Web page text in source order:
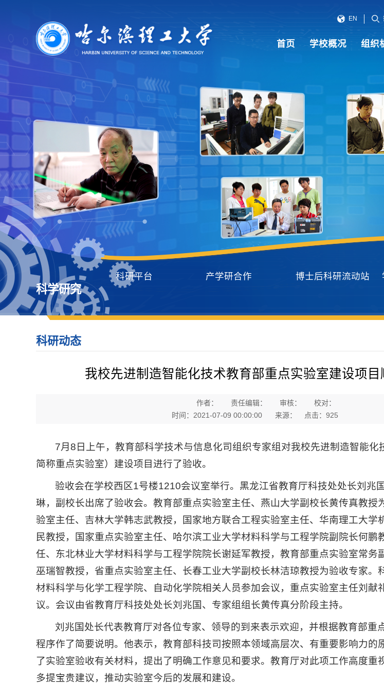
EN
首页 学校概况 组织
科学研究
科研平台 产学研合作 博士后科研流动站
科研动态
我校先进制造智能化技术教育部重点实验室建设项
作者： 责任编辑： 审核：
校对：
时间：2021-07-09 00:00:00
来源： 点击：925
7月8日上午，教育部科学技术与信息化司组织专家组对我校先进制造智能化
简称重点实验室）建设项目进行了验收。
验收会在学校西区1号楼1210会议室举行。黑龙江省教育厅科技处处长刘兆
琳，副校长出席了验收会。教育部重点实验室主任、燕山大学副校长黄传真教授
验室主任、吉林大学韩志武教授，国家地方联合工程实验室主任、华南理工大学
民教授，国家重点实验室主任、哈尔滨工业大学材料科学与工程学院副院长何鹏
任、东北林业大学材料科学与工程学院院长谢延军教授，教育部重点实验室常务
巫瑞智教授，省重点实验室主任、长春工业大学副校长林洁琼教授为验收专家。
材料科学与化学工程学院、自动化学院相关人员参加会议，重点实验室主任刘献
议。会议由省教育厅科技处处长刘兆国、专家组组长黄传真分阶段主持。
刘兆国处长代表教育厅对各位专家、领导的到来表示欢迎，并根据教育部重
程序作了简要说明。他表示，教育部科技司按照本领域高层次、有重要影响力的
了实验室验收有关材料，提出了明确工作意见和要求。教育厅对此项工作高度重
多提宝贵建议，推动实验室今后的发展和建设。